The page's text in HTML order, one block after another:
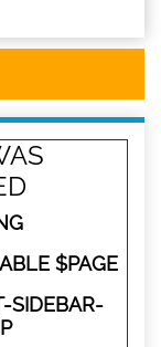
$PAGE
SIDEBAR-